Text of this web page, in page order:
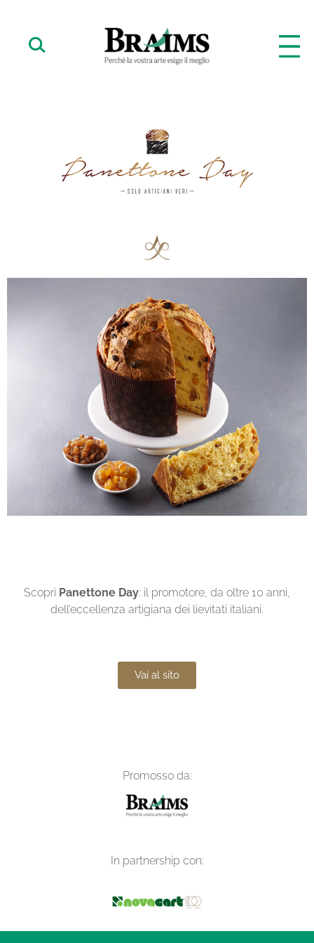
Scopri Panettone Day: il promotore, da oltre 10 anni,
dell’eccellenza artigiana dei lievitati italiani.
Vai al sito
Promosso da:
In partnership con: